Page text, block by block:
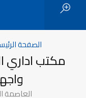
الصفحة
العاصمة